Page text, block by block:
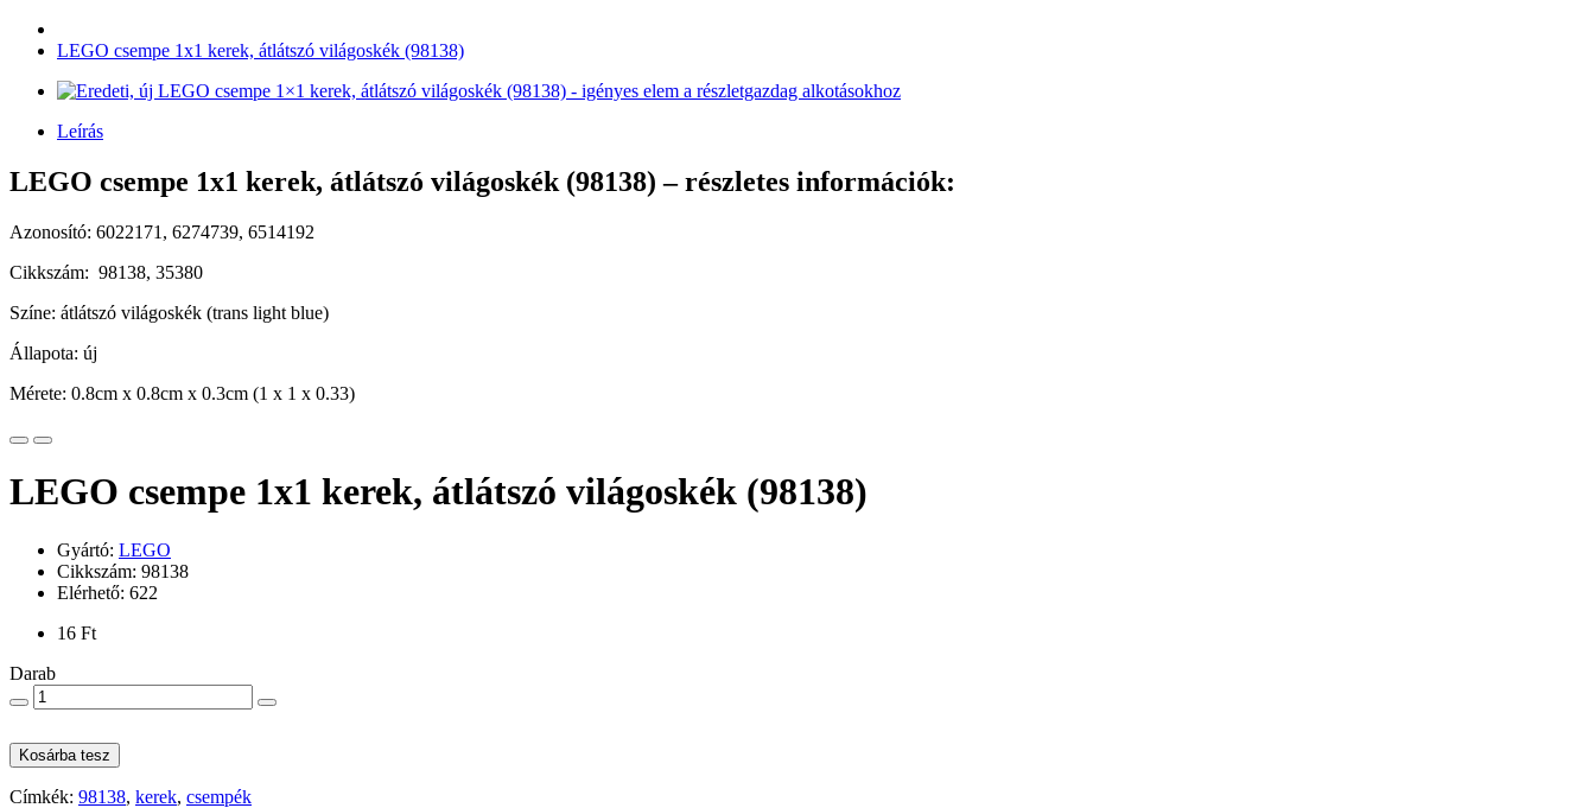
LEGO csempe 1x1 kerek, átlátszó világoskék (98138)
Leírás
LEGO csempe 1x1 kerek, átlátszó világoskék (98138) – részletes információk:
Azonosító: 6022171, 6274739, 6514192
Cikkszám: 98138, 35380
Színe: átlátszó világoskék (trans light blue)
Állapota: új
Mérete: 0.8cm x 0.8cm x 0.3cm (1 x 1 x 0.33)
LEGO csempe 1x1 kerek, átlátszó világoskék (98138)
Gyártó: LEGO
Cikkszám: 98138
Elérhető: 622
16 Ft
Darab
Kosárba tesz
Címkék: 98138, kerek, csempék